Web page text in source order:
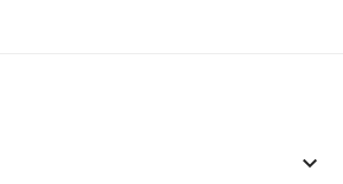
keyboard_arrow_down